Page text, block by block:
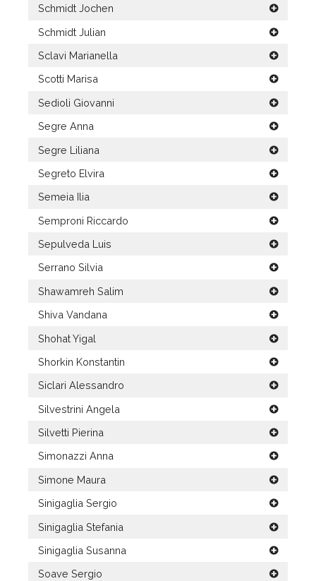
Schmidt Jochen
Schmidt Julian
Sclavi Marianella
Scotti Marisa
Sedioli Giovanni
Segre Anna
Segre Liliana
Segreto Elvira
Semeia Ilia
Semproni Riccardo
Sepulveda Luis
Serrano Silvia
Shawamreh Salim
Shiva Vandana
Shohat Yigal
Shorkin Konstantin
Siclari Alessandro
Silvestrini Angela
Silvetti Pierina
Simonazzi Anna
Simone Maura
Sinigaglia Sergio
Sinigaglia Stefania
Sinigaglia Susanna
Soave Sergio